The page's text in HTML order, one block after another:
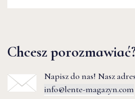
Chcesz
Napisz do nas! Nasz
info@lente-magazyn.com